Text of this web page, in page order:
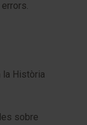
la Història
sobre